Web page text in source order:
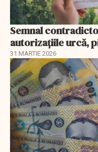
Semnal
autorizațiile urcă,
31 MARTIE 2026